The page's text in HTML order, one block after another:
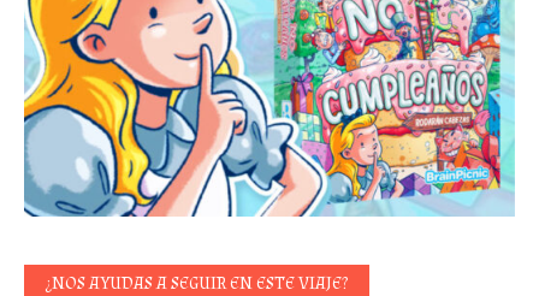
¿NOS AYUDAS A SEGUIR EN ESTE VIAJE?